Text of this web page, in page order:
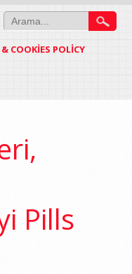
& COOKIES POLICY
Pills